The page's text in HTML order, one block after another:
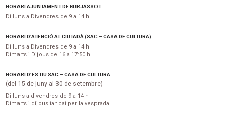
HORARI AJUNTAMENT DE BURJASSOT:
Dilluns a Divendres de 9 a 14 h
HORARI D’ATENCIÓ AL CIUTADÀ (SAC – CASA DE CULTURA):
Dilluns a Divendres de 9 a 14 h
Dimarts i Dijous de 16 a 17:50 h
HORARI D’ESTIU SAC – CASA DE CULTURA
(del 15 de juny al 30 de setembre)
Dilluns a divendres de 9 a 14 h
Dimarts i dijous tancat per la vesprada